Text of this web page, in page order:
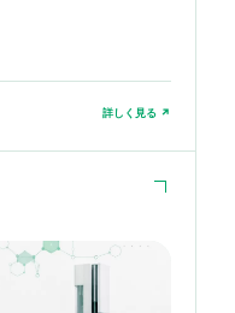
詳しく見る ↗